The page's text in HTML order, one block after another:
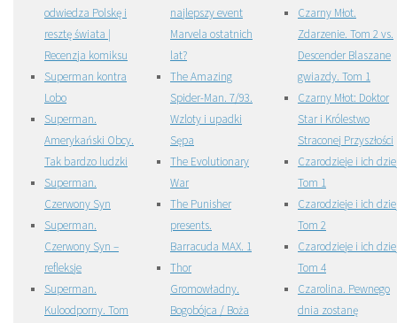
odwiedza Polskę i
resztę świata |
Recenzja komiksu
Superman kontra
Lobo
Superman.
Amerykański Obcy.
Tak bardzo ludzki
Superman.
Czerwony Syn
Superman.
Czerwony Syn –
refleksje
Superman.
Kuloodporny. Tom
najlepszy event
Marvela ostatnich
lat?
The Amazing
Spider-Man. 7/93.
Wzloty i upadki
Sępa
The Evolutionary
War
The Punisher
presents.
Barracuda MAX. 1
Thor
Gromowładny.
Bogobójca / Boża
Czarny Młot.
Zdarzenie. Tom 2 vs.
Descender Blaszane
gwiazdy. Tom 1
Czarny Młot: Doktor
Star i Królestwo
Straconej Przyszłości
Czarodzieje i ich
Tom 1
Czarodzieje i ich
Tom 2
Czarodzieje i ich
Tom 4
Czarolina. Pewnego
dnia zostanę